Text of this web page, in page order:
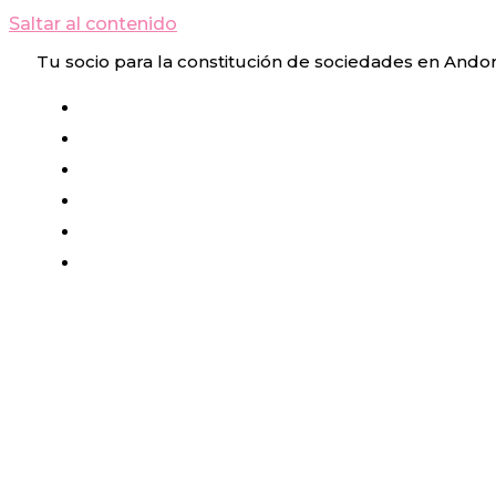
Saltar al contenido
Tu socio para la constitución de sociedades en